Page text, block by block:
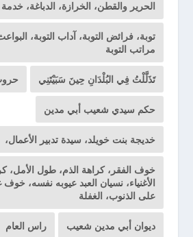
الحرير والقطن، الخرازة، الدباغة،
توبة، فرائض التوبة، آداب التوبة،
مراتب التوبة
تَذَلَّلْتُ فِي البُلْدَانِ حِينَ سَبَيْتَنِي
حكم سيدي شعيب أبي مدين
خديجة بنت خويلد، سيدة تدبير الأعمال،
خوف الفقر، كراهة الذم، طول الأمل،
الأغنياء، نسيان العبد عيوبه نفسه، خوف
على الذنوب، الغفلة
ديوان أبي مدين شعيب راس العام